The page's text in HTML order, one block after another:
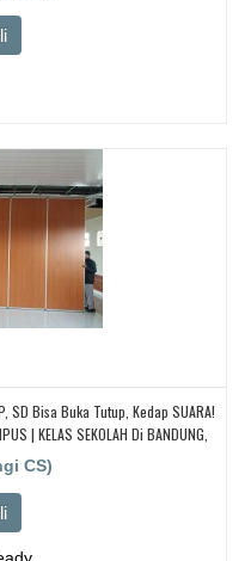
SD Bisa Buka Tutup, Kedap SUARA!
| KELAS SEKOLAH Di BANDUNG,
CS)